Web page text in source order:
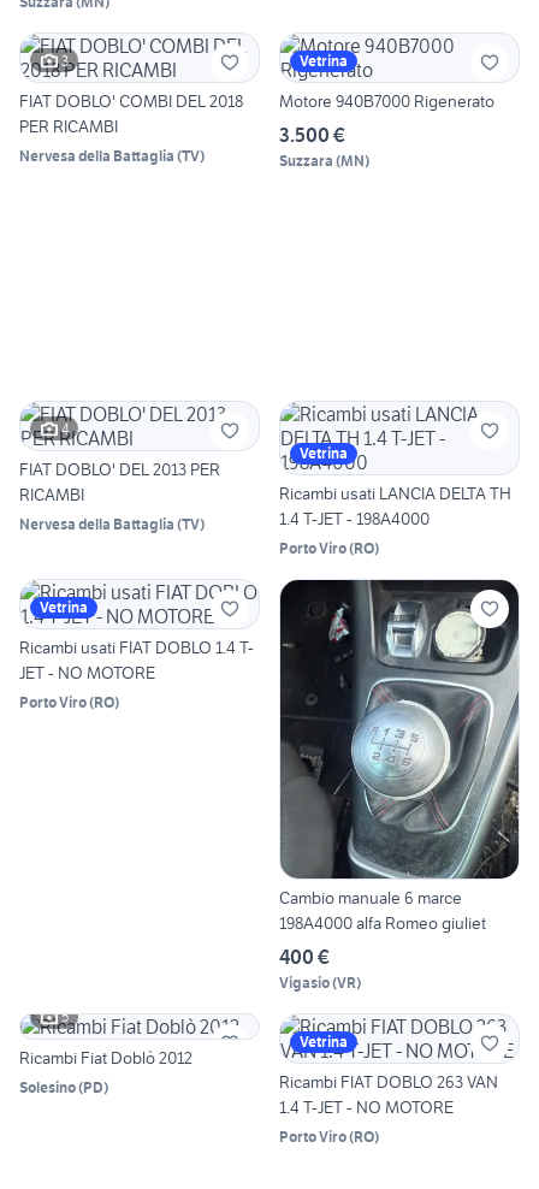
3
FIAT DOBLO' COMBI DEL 2018
PER RICAMBI
Nervesa della Battaglia (TV)
Vetrina
Motore 940B7000 Rigenerato
3.500 €
Suzzara (MN)
4
FIAT DOBLO' DEL 2013 PER
RICAMBI
Nervesa della Battaglia (TV)
Vetrina
Ricambi usati LANCIA DELTA TH
1.4 T-JET - 198A4000
Porto Viro(RO)
Vetrina
Ricambi usati FIAT DOBLO 1.4 T-
JET - NO MOTORE
Porto Viro(RO)
Cambio manuale 6 marce
198A4000 alfa Romeo giuliet
400 €
Vigasio(VR)
5
Ricambi Fiat Doblò 2012
Solesino(PD)
Vetrina
Ricambi FIAT DOBLO 263 VAN
1.4 T-JET - NO MOTORE
Porto Viro(RO)